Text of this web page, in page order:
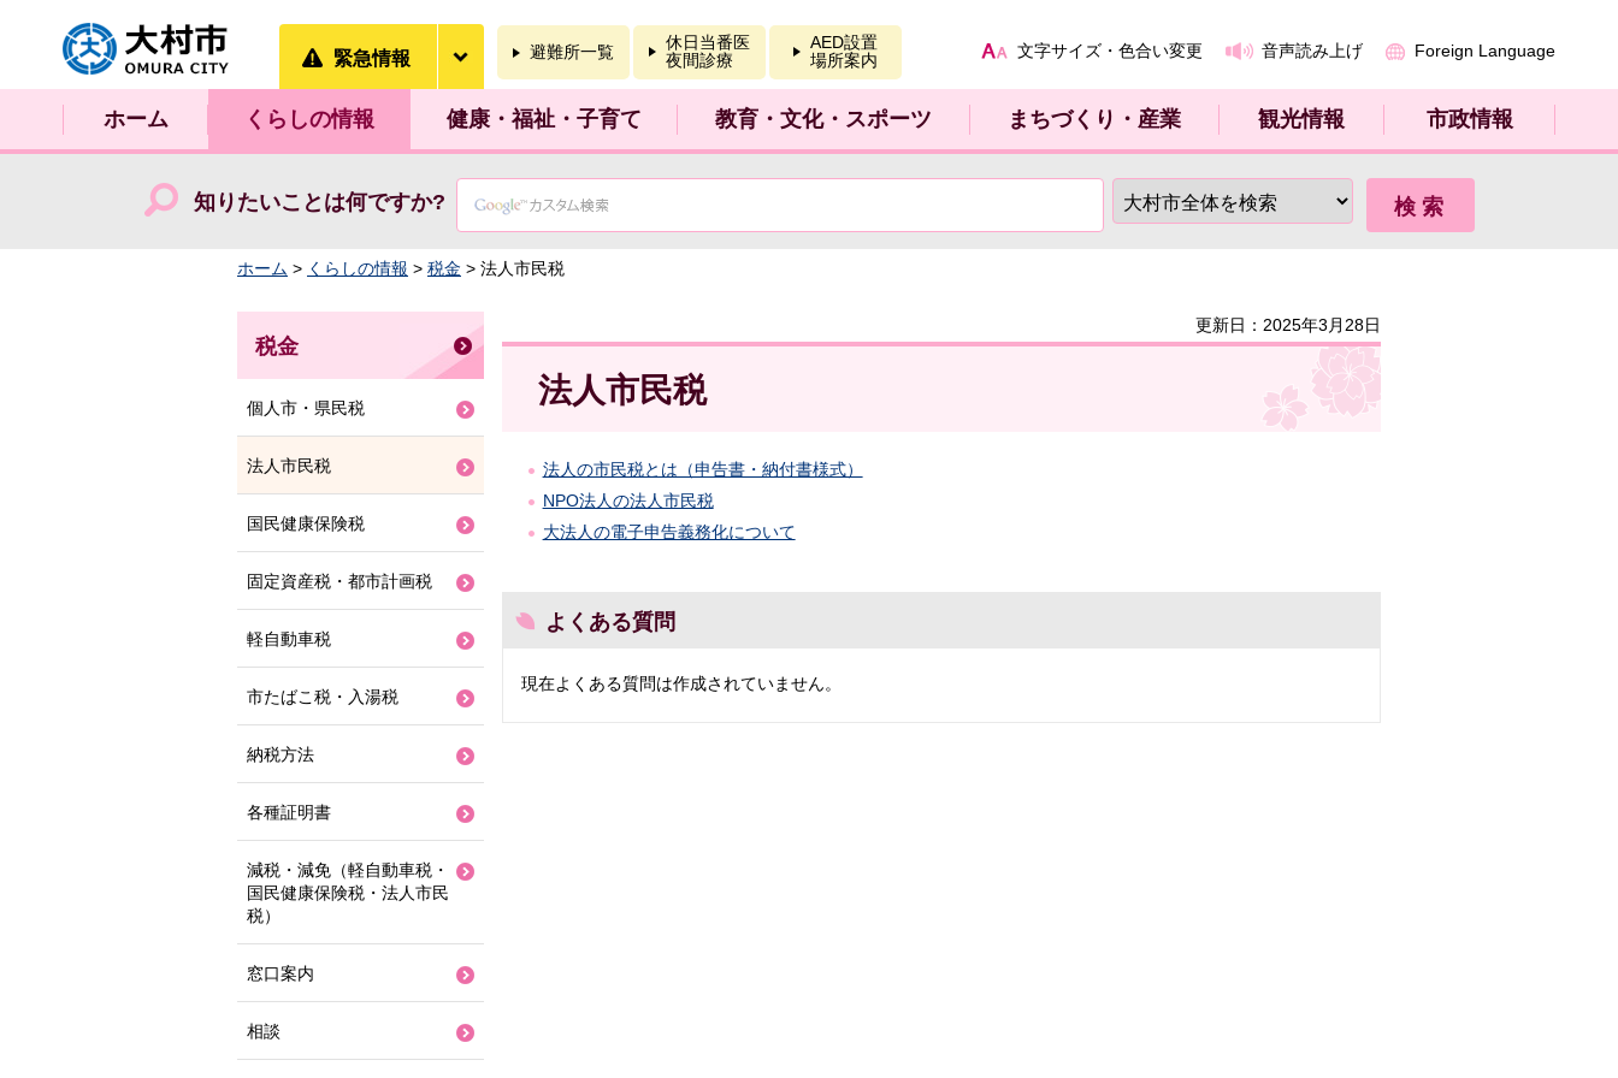
大村市
緊急情報 避難所一覧
休日当番医
夜間診療
AED設置
場所案内
文字サイズ・色合い変更 音声読み上げ Foreign Language
ホーム くらしの情報 健康・福祉・子育て 教育・文化・スポーツ まちづくり・産業 観光情報 市政情報
知りたいことは何ですか?
ホーム > くらしの情報 > 税金 > 法人市民税
更新日：2025年3月28日
法人市民税
法人の市民税とは（申告書・納付書様式）
NPO法人の法人市民税
大法人の電子申告義務化について
よくある質問
現在よくある質問は作成されていません。
税金
個人市・県民税
法人市民税
国民健康保険税
固定資産税・都市計画税
軽自動車税
市たばこ税・入湯税
納税方法
各種証明書
減税・減免（軽自動車税・
国民健康保険税・法人市民
税）
窓口案内
相談